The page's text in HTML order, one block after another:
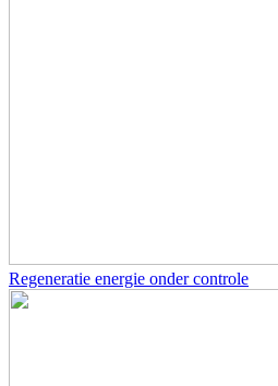
Regeneratie energie onder controle